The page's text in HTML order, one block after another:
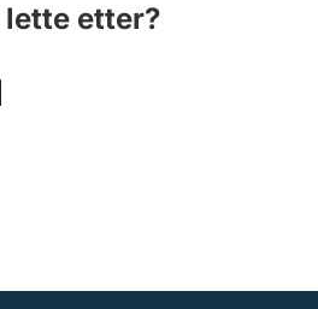
lette etter?